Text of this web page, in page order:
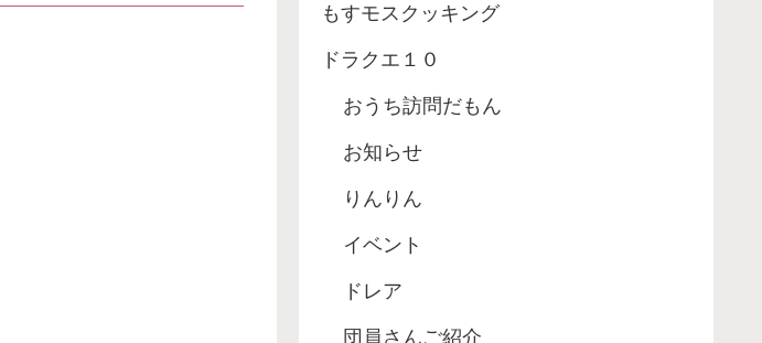
もすモスクッキング
ドラクエ１０
おうち訪問だもん
お知らせ
りんりん
イベント
ドレア
団員さんご紹介